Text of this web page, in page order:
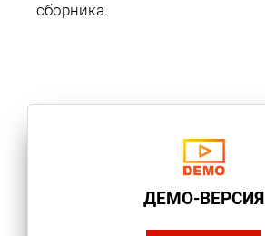
сборника.
ДЕМО-ВЕРСИЯ